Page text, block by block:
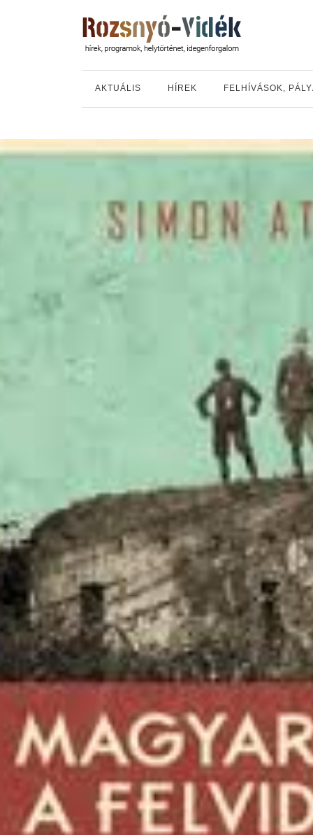
AKTUÁLIS HÍREK FELHÍVÁSOK,